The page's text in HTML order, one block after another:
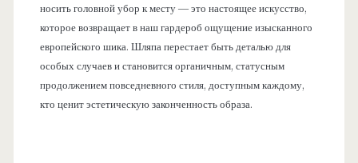
носить головной убор к месту — это настоящее искусство,
которое возвращает в наш гардероб ощущение изысканного
европейского шика. Шляпа перестает быть деталью для
особых случаев и становится органичным, статусным
продолжением повседневного стиля, доступным каждому,
кто ценит эстетическую законченность образа.